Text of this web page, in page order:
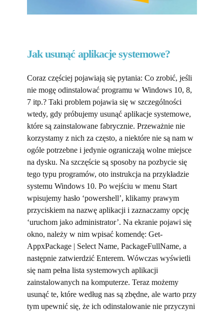
Jak usunąć aplikacje systemowe?
Coraz częściej pojawiają się pytania: Co zrobić, jeśli
nie mogę odinstalować programu w Windows 10, 8,
7 itp.? Taki problem pojawia się w szczególności
wtedy, gdy próbujemy usunąć aplikacje systemowe,
które są zainstalowane fabrycznie. Przeważnie nie
korzystamy z nich za często, a niektóre nie są nam w
ogóle potrzebne i jedynie ograniczają wolne miejsce
na dysku. Na szczęście są sposoby na pozbycie się
tego typu programów, oto instrukcja na przykładzie
systemu Windows 10. Po wejściu w menu Start
wpisujemy hasło ‘powershell’, klikamy prawym
przyciskiem na nazwę aplikacji i zaznaczamy opcję
‘uruchom jako administrator’. Na ekranie pojawi się
okno, należy w nim wpisać komendę: Get-
AppxPackage | Select Name, PackageFullName, a
następnie zatwierdzić Enterem. Wówczas wyświetli
się nam pełna lista systemowych aplikacji
zainstalowanych na komputerze. Teraz możemy
usunąć te, które według nas są zbędne, ale warto przy
tym upewnić się, że ich odinstalowanie nie przyczyni